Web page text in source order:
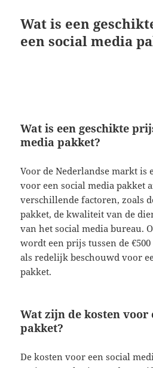
Wat is een
een social media
Wat is een geschikte
media pakket?
Voor de Nederlandse markt is
voor een social media pakket
verschillende factoren, zoals
pakket, de kwaliteit van de
van het social media bureau.
wordt een prijs tussen de €500
als redelijk beschouwd voor
pakket.
Wat zijn de kosten voor
pakket?
De kosten voor een social